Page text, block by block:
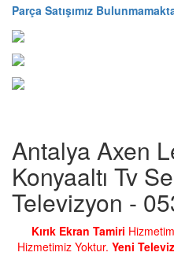
Parça Satışımız
Antalya Axen
Konyaaltı Tv
Televizyon -
Kırık Ekran Tamiri
Hizmetimiz Yoktur. Yeni